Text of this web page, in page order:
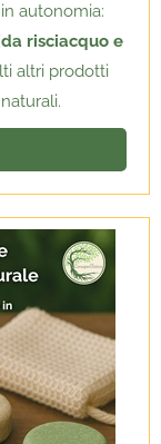
autonomia:
risciacquo e
altri prodotti